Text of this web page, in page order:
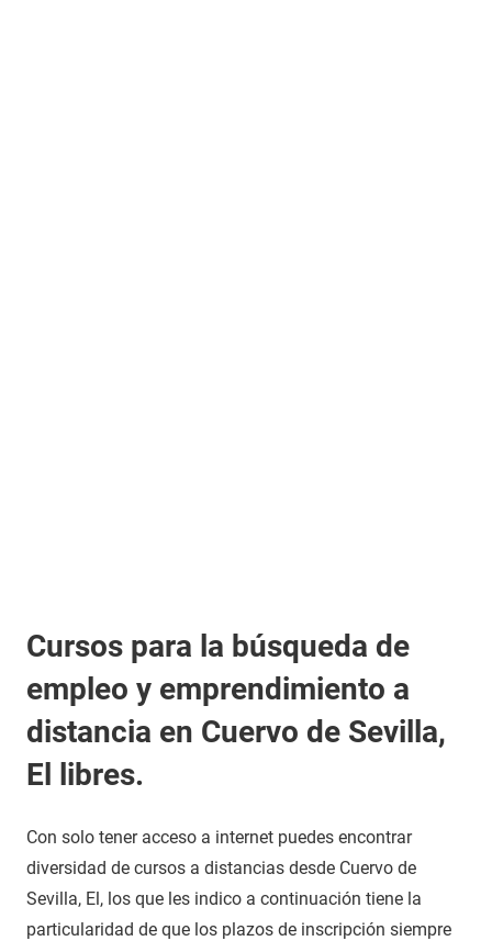
Cursos para la búsqueda de
empleo y emprendimiento a
distancia en Cuervo de Sevilla,
El libres.
Con solo tener acceso a internet puedes encontrar
diversidad de cursos a distancias desde Cuervo de
Sevilla, El, los que les indico a continuación tiene la
particularidad de que los plazos de inscripción siempre